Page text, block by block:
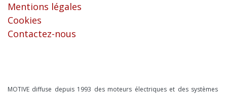
Mentions légales
Cookies
Contactez-nous
MOTIVE diffuse depuis 1993 des moteurs électriques et des systèmes